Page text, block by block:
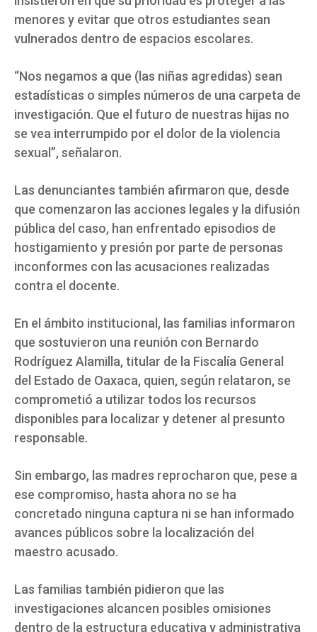
menores y evitar que otros estudiantes sean
vulnerados dentro de espacios escolares.
“Nos negamos a que (las niñas agredidas) sean
estadísticas o simples números de una carpeta de
investigación. Que el futuro de nuestras hijas no
se vea interrumpido por el dolor de la violencia
sexual”, señalaron.
Las denunciantes también afirmaron que, desde
que comenzaron las acciones legales y la difusión
pública del caso, han enfrentado episodios de
hostigamiento y presión por parte de personas
inconformes con las acusaciones realizadas
contra el docente.
En el ámbito institucional, las familias informaron
que sostuvieron una reunión con Bernardo
Rodríguez Alamilla, titular de la Fiscalía General
del Estado de Oaxaca, quien, según relataron, se
comprometió a utilizar todos los recursos
disponibles para localizar y detener al presunto
responsable.
Sin embargo, las madres reprocharon que, pese a
ese compromiso, hasta ahora no se ha
concretado ninguna captura ni se han informado
avances públicos sobre la localización del
maestro acusado.
Las familias también pidieron que las
investigaciones alcancen posibles omisiones
dentro de la estructura educativa y administrativa